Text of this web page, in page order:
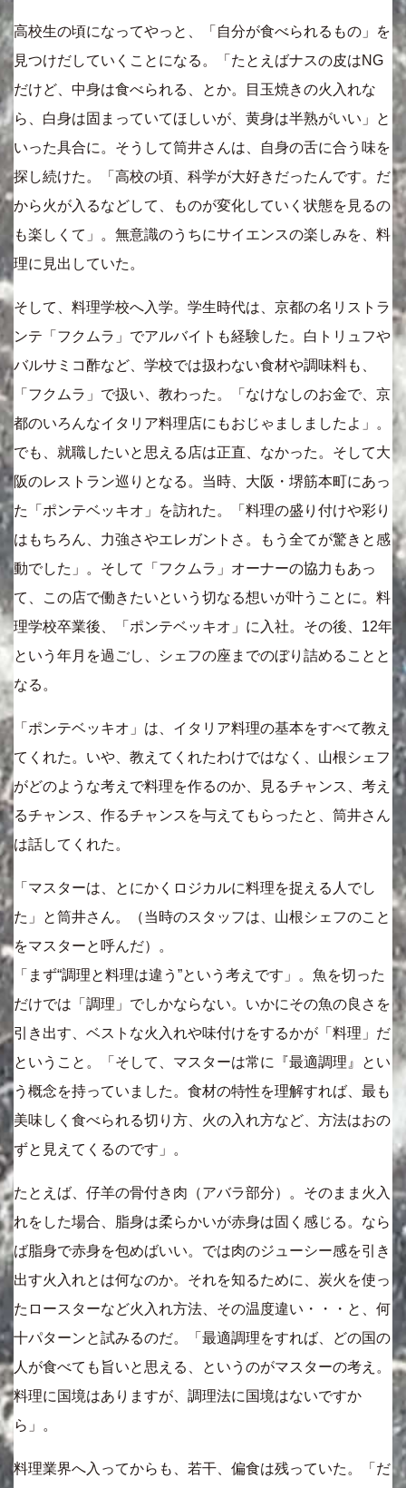
高校生の頃になってやっと、「自分が食べられるもの」を
見つけだしていくことになる。「たとえばナスの皮はNG
だけど、中身は食べられる、とか。目玉焼きの火入れな
ら、白身は固まっていてほしいが、黄身は半熟がいい」と
いった具合に。そうして筒井さんは、自身の舌に合う味を
探し続けた。「高校の頃、科学が大好きだったんです。だ
から火が入るなどして、ものが変化していく状態を見るの
も楽しくて」。無意識のうちにサイエンスの楽しみを、料
理に見出していた。
そして、料理学校へ入学。学生時代は、京都の名リストラ
ンテ「フクムラ」でアルバイトも経験した。白トリュフや
バルサミコ酢など、学校では扱わない食材や調味料も、
「フクムラ」で扱い、教わった。「なけなしのお金で、京
都のいろんなイタリア料理店にもおじゃましましたよ」。
でも、就職したいと思える店は正直、なかった。そして大
阪のレストラン巡りとなる。当時、大阪・堺筋本町にあっ
た「ポンテベッキオ」を訪れた。「料理の盛り付けや彩り
はもちろん、力強さやエレガントさ。もう全てが驚きと感
動でした」。そして「フクムラ」オーナーの協力もあっ
て、この店で働きたいという切なる想いが叶うことに。料
理学校卒業後、「ポンテベッキオ」に入社。その後、12年
という年月を過ごし、シェフの座までのぼり詰めることと
なる。
「ポンテベッキオ」は、イタリア料理の基本をすべて教え
てくれた。いや、教えてくれたわけではなく、山根シェフ
がどのような考えで料理を作るのか、見るチャンス、考え
るチャンス、作るチャンスを与えてもらったと、筒井さん
は話してくれた。
「マスターは、とにかくロジカルに料理を捉える人でし
た」と筒井さん。（当時のスタッフは、山根シェフのこと
をマスターと呼んだ）。
「まず“調理と料理は違う”という考えです」。魚を切った
だけでは「調理」でしかならない。いかにその魚の良さを
引き出す、ベストな火入れや味付けをするかが「料理」だ
ということ。「そして、マスターは常に『最適調理』とい
う概念を持っていました。食材の特性を理解すれば、最も
美味しく食べられる切り方、火の入れ方など、方法はおの
ずと見えてくるのです」。
たとえば、仔羊の骨付き肉（アバラ部分）。そのまま火入
れをした場合、脂身は柔らかいが赤身は固く感じる。なら
ば脂身で赤身を包めばいい。では肉のジューシー感を引き
出す火入れとは何なのか。それを知るために、炭火を使っ
たロースターなど火入れ方法、その温度違い・・・と、何
十パターンと試みるのだ。「最適調理をすれば、どの国の
人が食べても旨いと思える、というのがマスターの考え。
料理に国境はありますが、調理法に国境はないですか
ら」。
料理業界へ入ってからも、若干、偏食は残っていた。「だ